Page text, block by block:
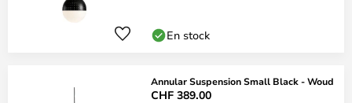
En stock
Annular Suspension Small Black - Woud
CHF 389.00